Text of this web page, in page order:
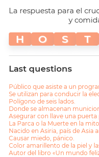
La respuesta para el
y
H O S T
Last questions
Público que asiste a un
Se utilizan para conducir la
Polígono de seis lados.
Donde se almacenan
Asegurar con llave una puerta
La Parca o la Muerte en la
Nacido en Asiria, país de Asia
Causar miedo, pánico.
Color amarillento de la piel y
Autor del libro «Un mundo